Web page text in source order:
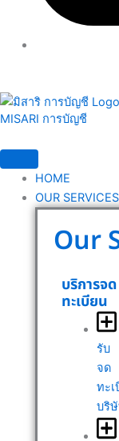
MISARI การบัญชี
HOME
OUR SERVICES
Our
บริการจด
ทะเบียน
รับ
จด
ทะ
บริ